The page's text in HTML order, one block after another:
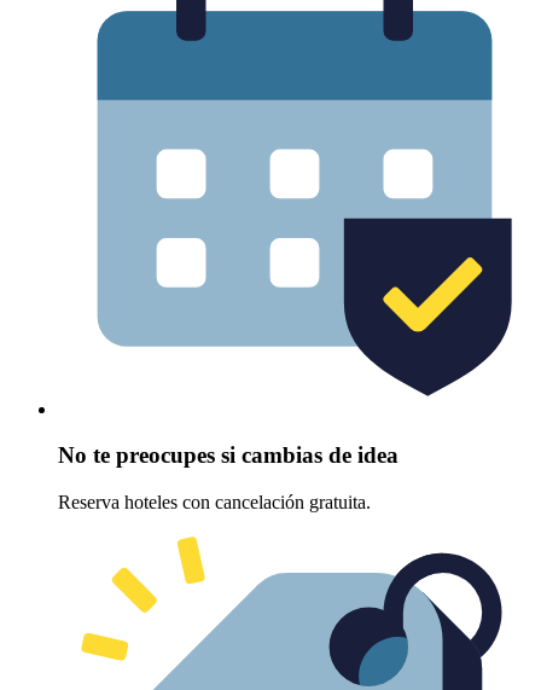
No te preocupes si cambias de idea
Reserva hoteles con cancelación gratuita.